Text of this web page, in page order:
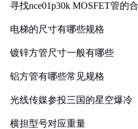
寻找nce01p30k MOSFET管的
电梯的尺寸有哪些规格
镀锌方管尺寸一般有哪些
铝方管有哪些常见规格
光线传媒参投三国的星空爆冷
横担型号对应重量